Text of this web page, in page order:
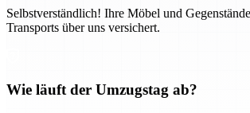
Selbstverständlich! Ihre Möbel und
Transports über uns versichert.
Wie läuft der Umzugstag ab?